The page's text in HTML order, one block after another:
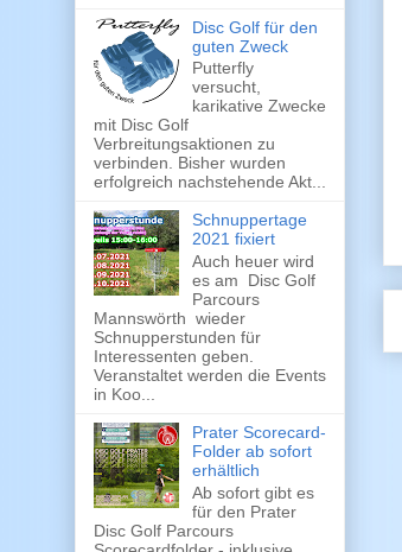
Disc Golf für den
guten Zweck
Putterfly
versucht,
karikative Zwecke
mit Disc Golf
Verbreitungsaktionen zu
verbinden. Bisher wurden
erfolgreich nachstehende Akt...
Schnuppertage
2021 fixiert
Auch heuer wird
es am Disc Golf
Parcours
Mannswörth wieder
Schnupperstunden für
Interessenten geben.
Veranstaltet werden die Events
in Koo...
Prater Scorecard-
Folder ab sofort
erhältlich
Ab sofort gibt es
für den Prater
Disc Golf Parcours